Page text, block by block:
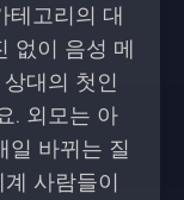
테고리의 대
없이 음성 메
대의 첫인
. 외모는 아
일 바뀌는 질
사람들이